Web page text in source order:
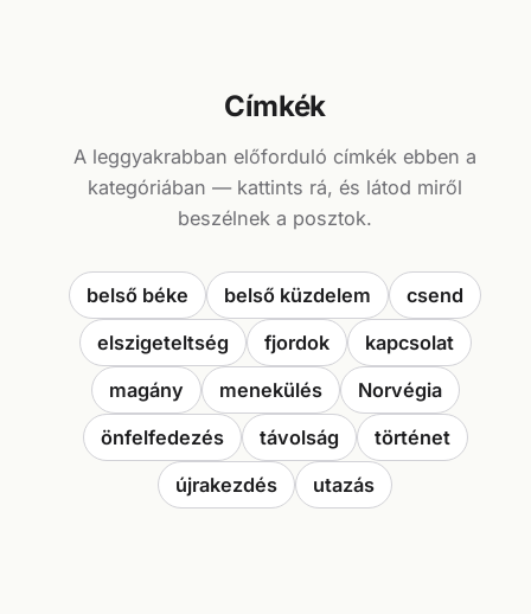
Címkék
A leggyakrabban előforduló címkék ebben a
kategóriában — kattints rá, és látod miről
beszélnek a posztok.
belső béke belső küzdelem
csend
elszigeteltség
fjordok
kapcsolat
magány
menekülés
Norvégia
önfelfedezés
távolság
történet
újrakezdés
utazás